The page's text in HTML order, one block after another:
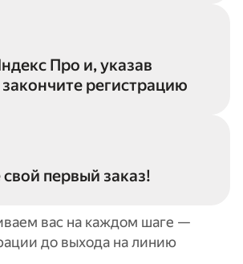
Про и, указав
регистрацию
первый заказ!
вас на каждом шаге —
до выхода на линию